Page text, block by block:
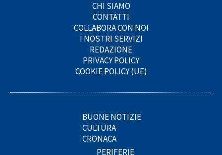
CHI SIAMO
CONTATTI
COLLABORA CON NOI
I NOSTRI SERVIZI
REDAZIONE
PRIVACY POLICY
COOKIE POLICY (UE)
BUONE NOTIZIE
CULTURA
CRONACA
PERIFERIE